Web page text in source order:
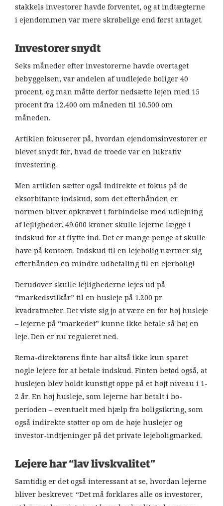
stakkels investorer havde forventet, og at indtægterne
i ejendommen var mere skrøbelige end først antaget.
Investorer snydt
Seks måneder efter investorerne havde overtaget
bebyggelsen, var andelen af uudlejede boliger 40
procent, og man måtte derfor nedsætte lejen med 15
procent fra 12.400 om måneden til 10.500 om
måneden.
Artiklen fokuserer på, hvordan ejendomsinvestorer er
blevet snydt for, hvad de troede var en lukrativ
investering.
Men artiklen sætter også indirekte et fokus på de
eksorbitante indskud, som det efterhånden er
normen bliver opkrævet i forbindelse med udlejning
af lejligheder. 49.600 kroner skulle lejerne lægge i
indskud for at flytte ind. Det er mange penge at skulle
have på kontoen. Indskud til en lejebolig nærmer sig
efterhånden en mindre udbetaling til en ejerbolig!
Derudover skulle lejlighederne lejes ud på
“markedsvilkår” til en husleje på 1.200 pr.
kvadratmeter. Det viste sig jo at være en for høj husleje
– lejerne på “markedet” kunne ikke betale så høj en
leje. Den er nu reguleret ned.
Rema-direktørens finte har altså ikke kun sparet
nogle lejere for at betale indskud. Finten betød også, at
huslejen blev holdt kunstigt oppe på et højt niveau i 1-
2 år. En høj husleje, som lejerne har betalt i bo-
perioden – eventuelt med hjælp fra boligsikring, som
også indirekte støtter op om de høje huslejer og
investor-indtjeninger på det private lejeboligmarked.
Lejere har “lav livskvalitet”
Samtidig er det også interessant at se, hvordan lejerne
bliver beskrevet: “Det må forklares alle os investorer,